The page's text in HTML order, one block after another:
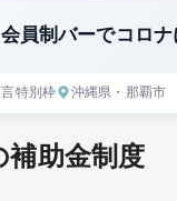
員制バーでコロナ
特別枠 沖縄県 ・那覇市
補助金制度